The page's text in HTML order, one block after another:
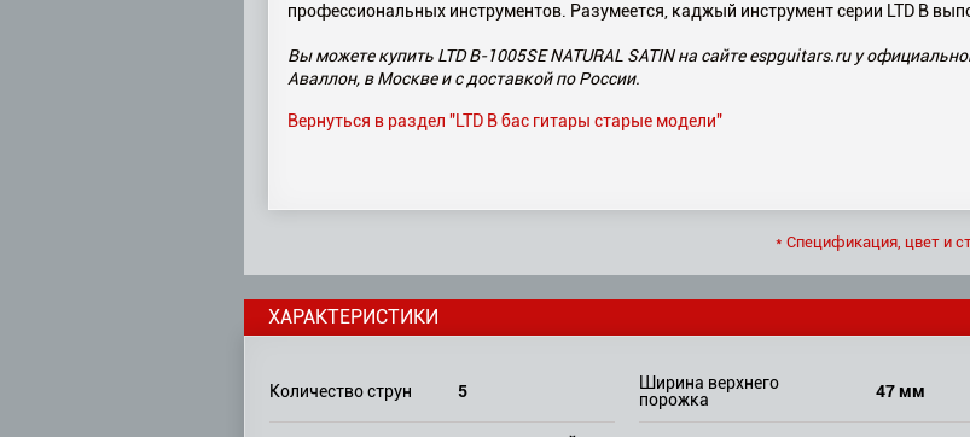
профессиональных инструментов. Разумеется, каджый инструмент серии LTD B
Вы можете купить LTD B-1005SE NATURAL SATIN на сайте espguitars.ru у
Аваллон, в Москве и с доставкой по России.
Вернуться в раздел "LTD B бас гитары старые модели"
* Спецификация, цвет и
ХАРАКТЕРИСТИКИ
Количество струн 5
Ширина верхнего
порожка
47 мм